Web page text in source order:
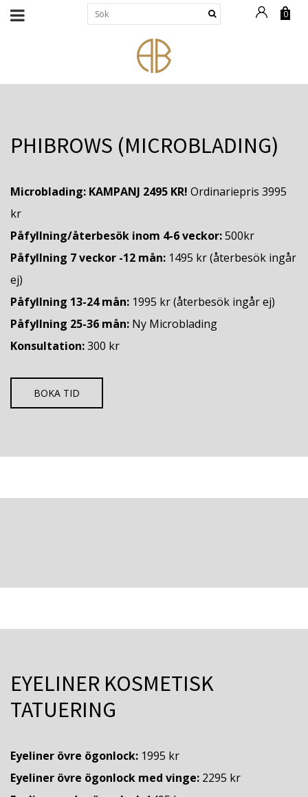
0
PHIBROWS (MICROBLADING)
Microblading: KAMPANJ 2495 KR! Ordinariepris 3995
kr
Påfyllning/återbesök inom 4-6 veckor:500kr
Påfyllning 7 veckor -12 mån: 1495 kr (återbesök ingår
ej)
Påfyllning 13-24 mån: 1995 kr (återbesök ingår ej)
Påfyllning 25-36 mån: Ny Microblading
Konsultation:300 kr
BOKA TID
EYELINER KOSMETISK
TATUERING
Eyeliner övre ögonlock: 1995 kr
Eyeliner övre ögonlock med vinge: 2295 kr